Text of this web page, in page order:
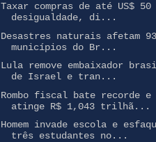
Taxar compras de até US$
desigualdade, di...
Desastres naturais afetam
municípios do Br...
Lula remove embaixador
de Israel e tran...
Rombo fiscal bate recorde e
atinge R$ 1,043 trilhã...
Homem invade escola e
três estudantes no...